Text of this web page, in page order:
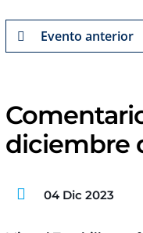
Evento anterior
diciembre
04 Dic 2023